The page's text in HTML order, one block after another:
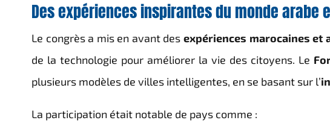
Des expériences inspirantes du monde arabe
Le congrès a mis en avant des expériences marocaines et
de la technologie pour améliorer la vie des citoyens. Le
plusieurs modèles de villes intelligentes, en se basant sur l’
La participation était notable de pays comme :